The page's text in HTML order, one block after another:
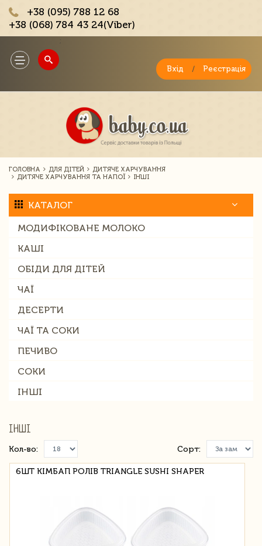
+38 (095) 788 12 68
+38 (068) 784 43 24(Viber)
Toggle
navigation
Вхід / Реєстрація
ГОЛОВНА ДЛЯ ДІТЕЙ
ДИТЯЧЕ ХАРЧУВАННЯ
ДИТЯЧЕ ХАРЧУВАННЯ ТА НАПОЇ
ІНШІ
КАТАЛОГ
МОДИФІКОВАНЕ МОЛОКО
КАШІ
ОБІДИ ДЛЯ ДІТЕЙ
ЧАЇ
ДЕСЕРТИ
ЧАЇ ТА СОКИ
ПЕЧИВО
СОКИ
ІНШІ
ІНШІ
Кол-во: Сорт:
6ШТ КІМБАП РОЛІВ TRIANGLE SUSHI SHAPER